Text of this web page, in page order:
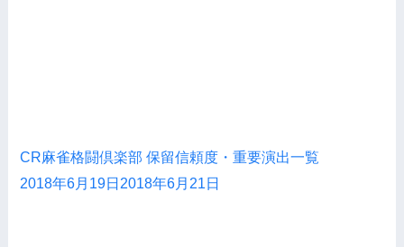
CR麻雀格闘倶楽部 保留信頼度・重要演出一覧
2018年6月19日 2018年6月21日